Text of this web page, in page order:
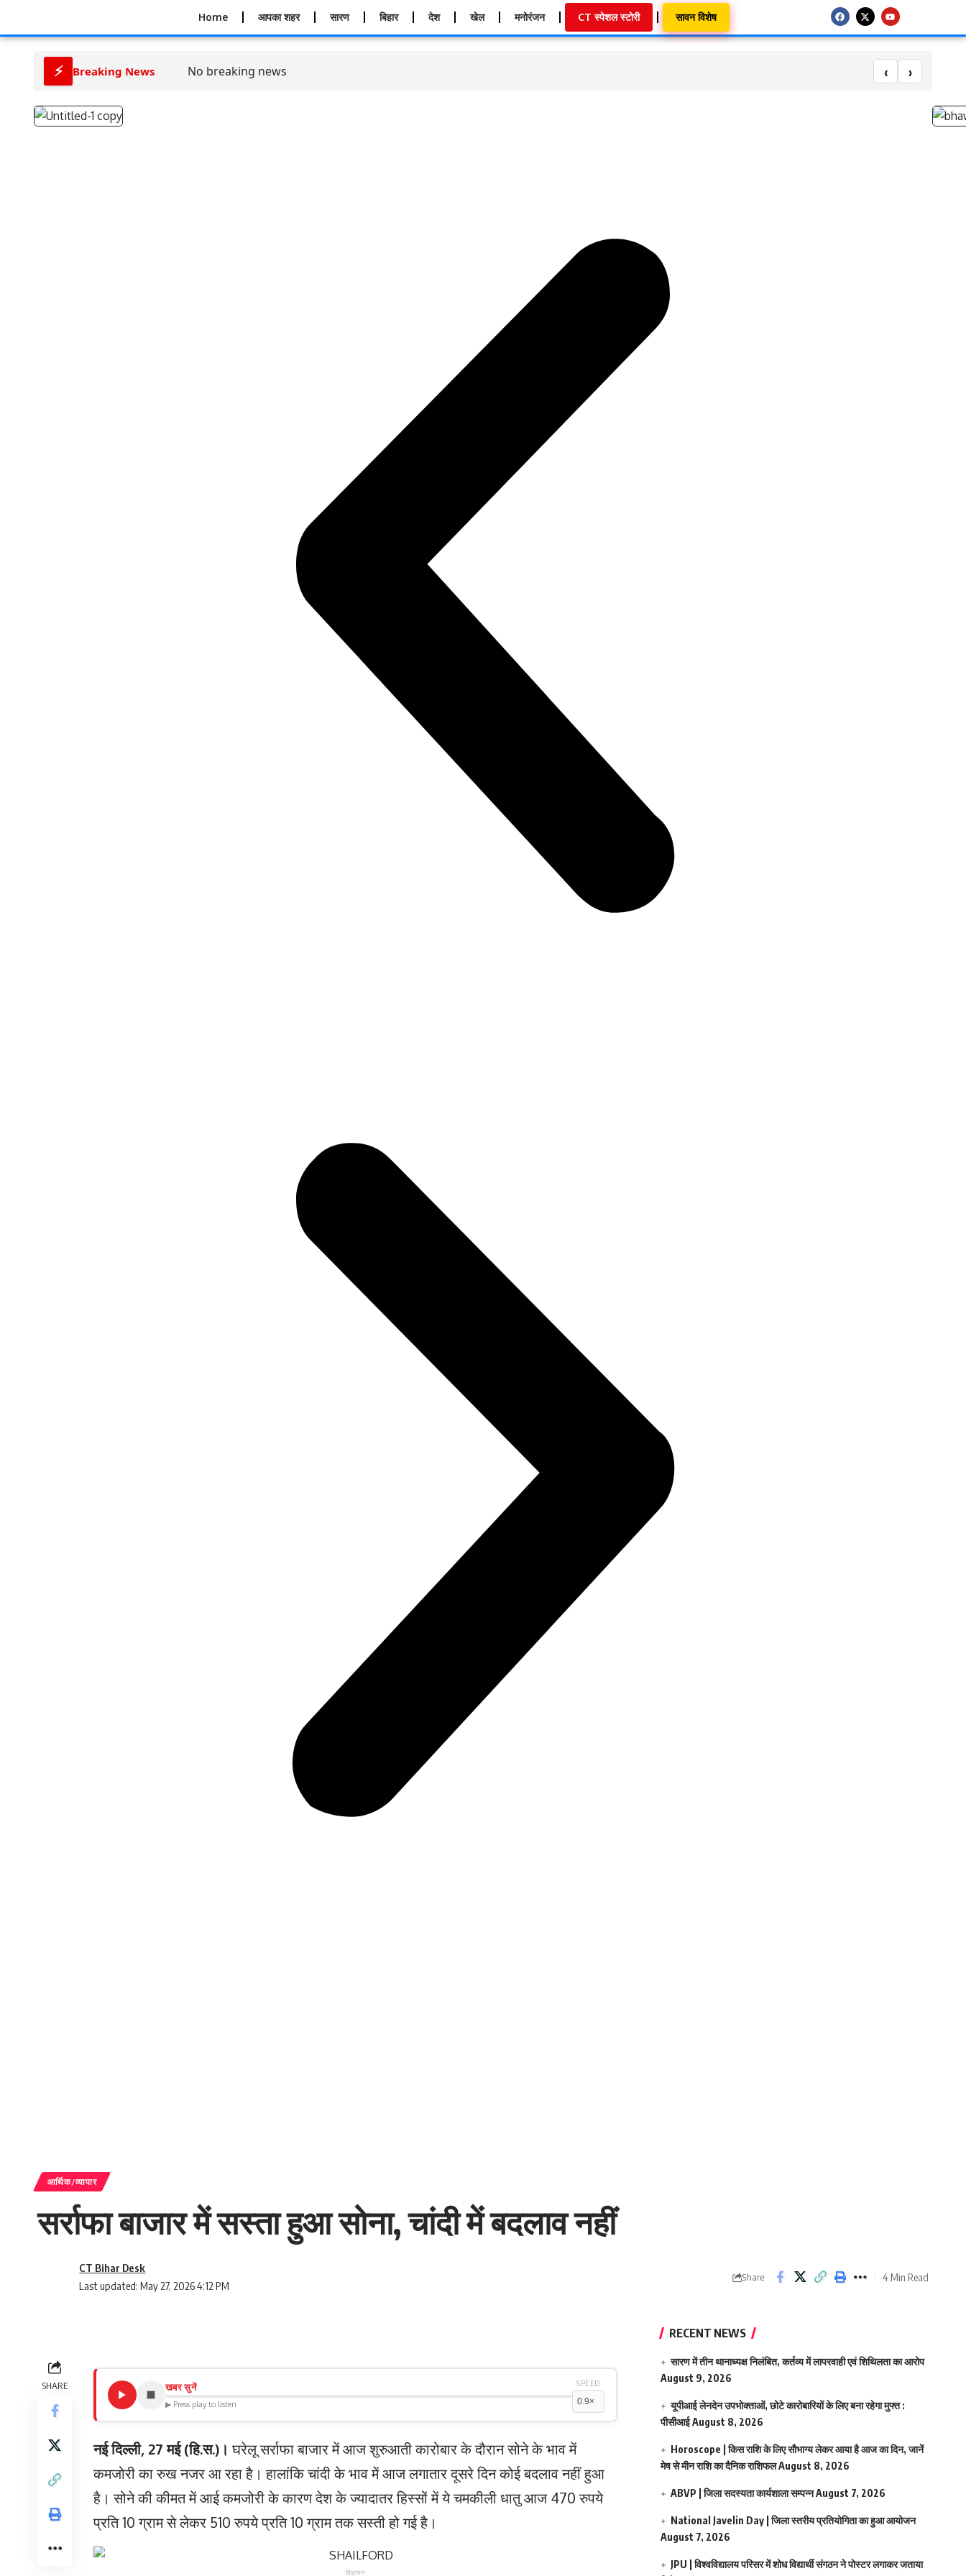
Home आपका शहर सारण बिहार देश खेल मनोरंजन CT स्पेशल स्टोरी सावन विशेष
⚡ Breaking News No breaking news ‹ ›
आर्थिक/व्यापार
सर्राफा बाजार में सस्ता हुआ सोना, चांदी में बदलाव नहीं
Last updated: May 27, 2026 4:12 PM
CT Bihar Desk
Share 4 Min Read
SHARE खबर सुनें
▶ Press play to listen
SPEED
नई दिल्ली, 27 मई (हि.स.)।घरेलू सर्राफा बाजार में आज शुरुआती कारोबार के दौरान सोने के भाव में
कमजोरी का रुख नजर आ रहा है। हालांकि चांदी के भाव में आज लगातार दूसरे दिन कोई बदलाव नहीं हुआ
है। सोने की कीमत में आई कमजोरी के कारण देश के ज्यादातर हिस्सों में ये चमकीली धातु आज 470 रुपये
प्रति 10 ग्राम से लेकर 510 रुपये प्रति 10 ग्राम तक सस्ती हो गई है।
विज्ञापन
RECENT NEWS
सारण में तीन थानाध्यक्ष निलंबित, कर्तव्य में लापरवाही एवं शिथिलता का आरोप
August 9, 2026
यूपीआई लेनदेन उपभोक्ताओं, छोटे कारोबारियों के लिए बना रहेगा मुफ्त :
पीसीआईAugust 8, 2026
Horoscope | किस राशि के लिए सौभाग्य लेकर आया है आज का दिन, जानें
मेष से मीन राशि का दैनिक राशिफलAugust 8, 2026
ABVP | जिला सदस्यता कार्यशाला सम्पन्नAugust 7, 2026
National Javelin Day | जिला स्तरीय प्रतियोगिता का हुआ आयोजन
August 7, 2026
JPU | विश्वविद्यालय परिसर में शोध विद्यार्थी संगठन ने पोस्टर लगाकर जताया